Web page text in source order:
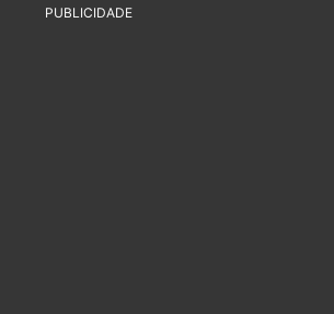
PUBLICIDADE